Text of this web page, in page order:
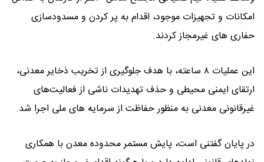
امکانات و تجهیزات موجود، اقدام به پر کردن و مسدودسازی
حفاری های غیرمجاز کردند.
این عملیات ۸ ساعته، با هدف جلوگیری از تخریب ذخایر معدنی،
ارتقای ایمنی محیطی و حذف تهدیدات ناشی از فعالیت‌های
غیرقانونی معدنی به منظور حفاظت از سرمایه های ملی اجرا شد.
در پایان گفتنی است، پایش مستمر محدوده معدن با همکاری